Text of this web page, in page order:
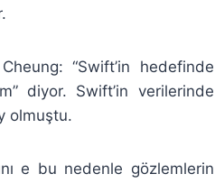
“Swift’in hedefinde
diyor. Swift’in verilerinde
olmuştu.
e bu nedenle gözlemlerin